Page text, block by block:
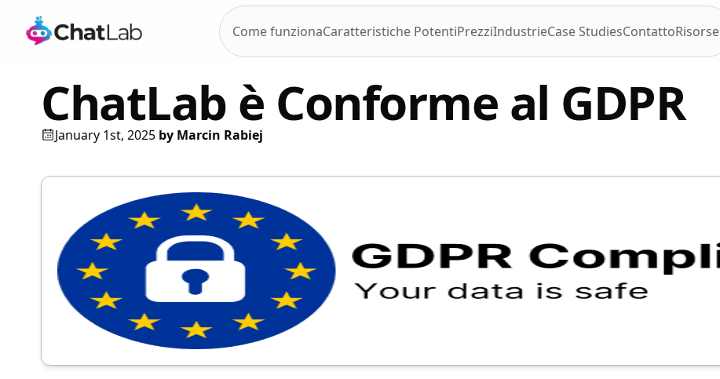
Come funzionaCaratteristiche PotentiPrezziIndustrieCase StudiesContattoRisorse
ChatLab è Conforme al GDPR
January 1st, 2025 by Marcin Rabiej